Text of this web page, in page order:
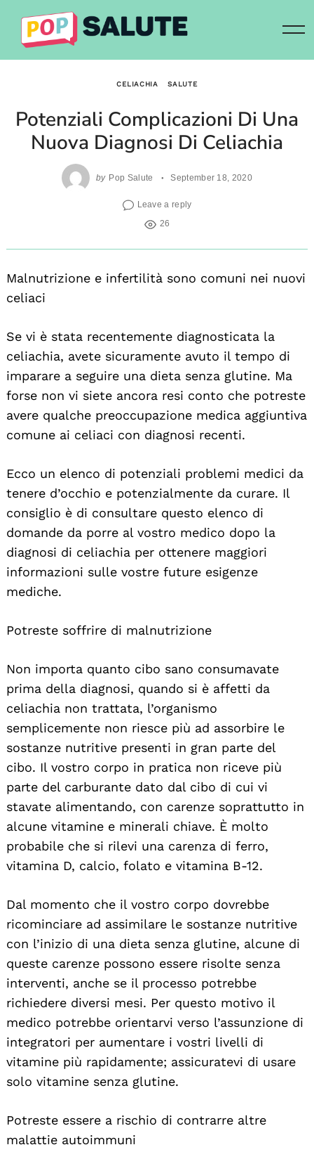
content
CELIACHIA SALUTE
Potenziali Complicazioni Di Una
Nuova Diagnosi Di Celiachia
by Pop Salute September 18, 2020
Leave a reply
26
Malnutrizione e infertilità sono comuni nei nuovi
celiaci
Se vi è stata recentemente diagnosticata la
celiachia, avete sicuramente avuto il tempo di
imparare a seguire una dieta senza glutine. Ma
forse non vi siete ancora resi conto che potreste
avere qualche preoccupazione medica aggiuntiva
comune ai celiaci con diagnosi recenti.
Ecco un elenco di potenziali problemi medici da
tenere d’occhio e potenzialmente da curare. Il
consiglio è di consultare questo elenco di
domande da porre al vostro medico dopo la
diagnosi di celiachia per ottenere maggiori
informazioni sulle vostre future esigenze
mediche.
Potreste soffrire di malnutrizione
Non importa quanto cibo sano consumavate
prima della diagnosi, quando si è affetti da
celiachia non trattata, l’organismo
semplicemente non riesce più ad assorbire le
sostanze nutritive presenti in gran parte del
cibo. Il vostro corpo in pratica non riceve più
parte del carburante dato dal cibo di cui vi
stavate alimentando, con carenze soprattutto in
alcune vitamine e minerali chiave. È molto
probabile che si rilevi una carenza di ferro,
vitamina D, calcio, folato e vitamina B-12.
Dal momento che il vostro corpo dovrebbe
ricominciare ad assimilare le sostanze nutritive
con l’inizio di una dieta senza glutine, alcune di
queste carenze possono essere risolte senza
interventi, anche se il processo potrebbe
richiedere diversi mesi. Per questo motivo il
medico potrebbe orientarvi verso l’assunzione di
integratori per aumentare i vostri livelli di
vitamine più rapidamente; assicuratevi di usare
solo vitamine senza glutine.
Potreste essere a rischio di contrarre altre
malattie autoimmuni